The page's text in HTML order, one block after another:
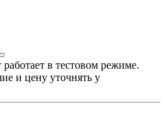
в тестовом режиме.
и цену уточнять у